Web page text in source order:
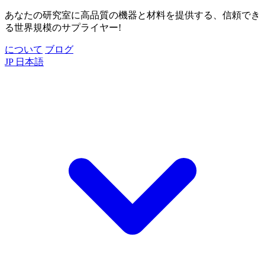
あなたの研究室に高品質の機器と材料を提供する、信頼でき
る世界規模のサプライヤー!
について ブログ
JP 日本語